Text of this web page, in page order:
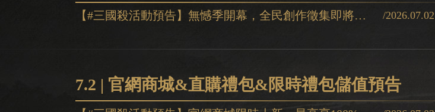
【#三國殺活動預告】無憾季開幕，全民創作徵集即將開啟！幻孫策×幻大喬強勢登場，執戟江東， /2026.07.02
7.2 | 官網商城&直購禮包&限時禮包儲值預告